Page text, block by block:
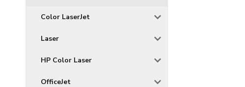
Color LaserJet
Laser
HP Color Laser
OfficeJet